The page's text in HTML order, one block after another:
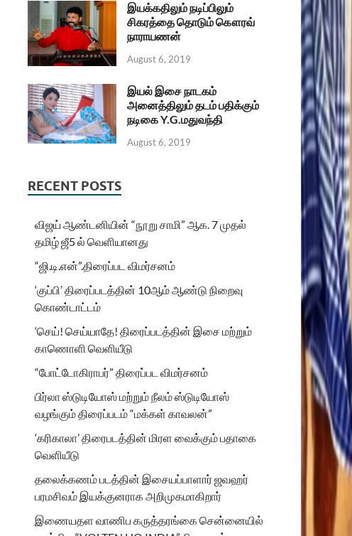
இயக்கதிலும் நடிப்பிலும்
சிகரத்தை தொடும் கௌரவ்
நாராயணன்
August 6, 2019
இயல் இசை நாடகம்
அனைத்திலும் தடம் பதிக்கும்
நடிகை Y.G.மதுவந்தி
August 6, 2019
RECENT POSTS
விஜய் ஆண்டனியின் “நூறு சாமி” ஆக. 7 முதல்
தமிழ் ஜீ5 ல் வெளியானது
“ஜி.டி.என்”.திரைப்பட விமர்சனம்
‘குப்பி’ திரைப்படத்தின் 10ஆம் ஆண்டு நிறைவு
கொண்டாட்டம்
‘செய்! செய்யாதே! திரைப்படத்தின் இசை மற்றும்
காணொளி வெளியீடு
“போட்டோகிராபர்” திரைப்பட விமர்சனம்
பிர்லா ஸ்டுடியோஸ் மற்றும் நீலம் ஸ்டுடியோஸ்
வழங்கும் திரைப்படம் “மக்கள் காவலன்”
‘கரிகாலா’ திரைபடத்தின் மிரள வைக்கும் பதாகை
வெளியீடு
தலைக்கணம் படத்தின் இசையப்பாளார் ஜவஹர்
பரமசிவம் இயக்குனராக அறிமுகமாகிறார்
இணையதள வாணிப கருத்தரங்கை சென்னையில்